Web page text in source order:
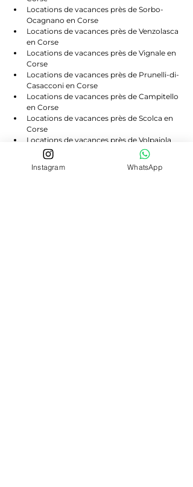
Locations de vacances près de Sorbo-
Ocagnano en Corse
Locations de vacances près de Venzolasca
en Corse
Locations de vacances près de Vignale en
Corse
Locations de vacances près de Prunelli-di-
Casacconi en Corse
Locations de vacances près de Campitello
en Corse
Locations de vacances près de Scolca en
Corse
Locations de vacances près de Volpajola
en Corse
Locations de vacances près de Lento en
Corse
Instagram WhatsApp